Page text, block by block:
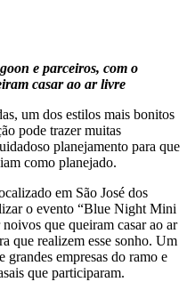
e parceiros, com o
casar ao ar livre
um dos estilos mais bonitos
pode trazer muitas
planejamento para que
como planejado.
em São José dos
o evento “Blue Night Mini
que queiram casar ao ar
que realizem esse sonho. Um
grandes empresas do ramo e
que participaram.